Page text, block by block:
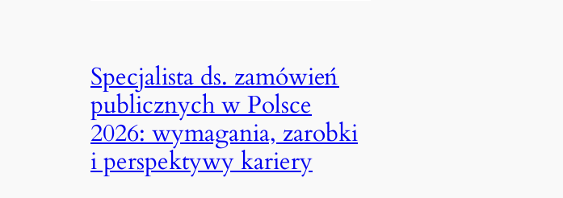
Specjalista ds. zamówień
publicznych w Polsce
2026: wymagania, zarobki
i perspektywy kariery